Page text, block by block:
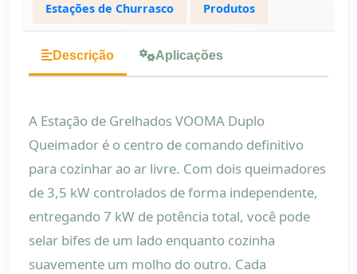
Estações de Churrasco Produtos
Descrição Aplicações
A Estação de Grelhados VOOMA Duplo
Queimador é o centro de comando definitivo
para cozinhar ao ar livre. Com dois queimadores
de 3,5 kW controlados de forma independente,
entregando 7 kW de potência total, você pode
selar bifes de um lado enquanto cozinha
suavemente um molho do outro. Cada